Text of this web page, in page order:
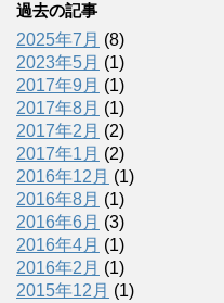
過去の記事
2025年7月 (8)
2023年5月 (1)
2017年9月 (1)
2017年8月 (1)
2017年2月 (2)
2017年1月 (2)
2016年12月 (1)
2016年8月 (1)
2016年6月 (3)
2016年4月 (1)
2016年2月 (1)
2015年12月 (1)